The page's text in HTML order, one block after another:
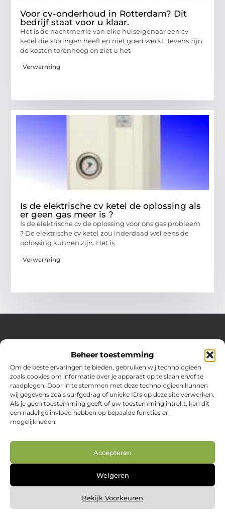
Beheer toestemming
Om de beste ervaringen te bieden, gebruiken wij technologieën
zoals cookies om informatie over je apparaat op te slaan en/of te
raadplegen. Door in te stemmen met deze technologieën kunnen
wij gegevens zoals surfgedrag of unieke ID's op deze site verwerken.
Als je geen toestemming geeft of uw toestemming intrekt, kan dit
een nadelige invloed hebben op bepaalde functies en
mogelijkheden.
Accepteren
Weigeren
Bekijk Voorkeuren
Voor cv-onderhoud in Rotterdam? Dit
bedrijf staat voor u klaar.
Het is de nachtmerrie van elke huiseigenaar een cv-
ketel die storingen heeft en niet goed werkt. Tevens zijn
de kosten torenhoog en ziet u het
Verwarming
Is de elektrische cv ketel de oplossing als
er geen gas meer is ?
Is de elektrische cv de oplossing voor ons gas probleem
? De elektrische cv ketel zou inderdaad wel eens de
oplossing kunnen zijn. Het is
Verwarming
Over Huizenplan
Jouw gids voor wooninspiratie en praktische tips
Ontdek een uitgebreide verzameling blogs en artikelen
boordevol handige adviezen en verrassende inzichten om
jouw woondromen te realiseren. Van interieurideeën tot
slimme bespaartips – haal het beste uit jouw huis en
leefomgeving!